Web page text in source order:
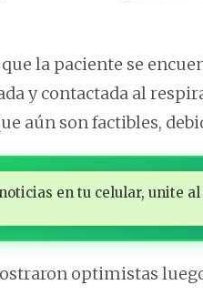
la paciente se
y contactada al
aún son factibles,
en tu celular, unite
optimistas